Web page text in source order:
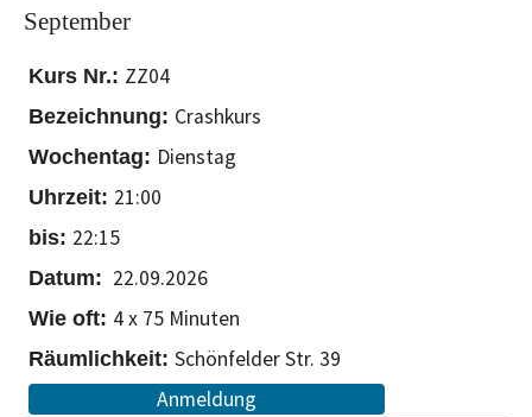
September
ZZ04
Crashkurs
Dienstag
21:00
22:15
22.09.2026
4 x 75 Minuten
Schönfelder Str. 39
Anmeldung